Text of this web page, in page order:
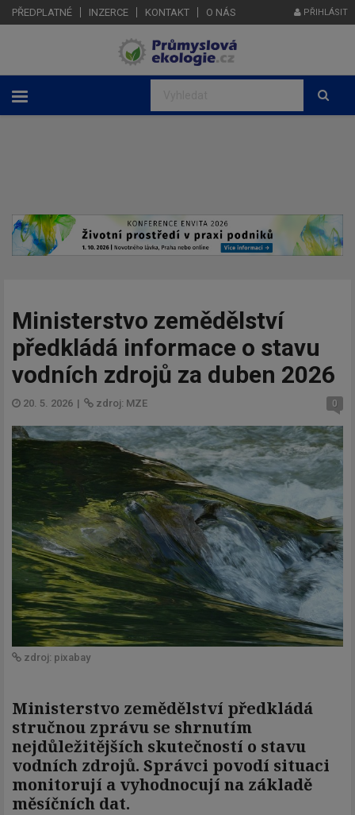
PŘEDPLATNÉ INZERCE KONTAKT O NÁS PŘIHLÁSIT
Ministerstvo zemědělství
předkládá informace o stavu
vodních zdrojů za duben 2026
20. 5. 2026 | zdroj: MZE 0
zdroj: pixabay
Ministerstvo zemědělství předkládá
stručnou zprávu se shrnutím
nejdůležitějších skutečností o stavu
vodních zdrojů. Správci povodí situaci
monitorují a vyhodnocují na základě
měsíčních dat.